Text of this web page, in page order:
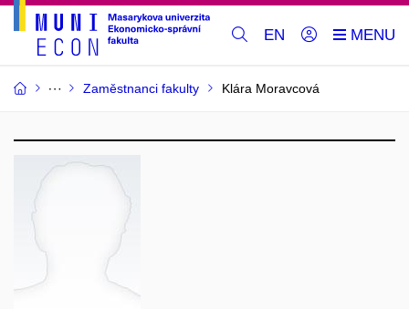
EN
Zaměstnanci fakulty Klára Moravcová